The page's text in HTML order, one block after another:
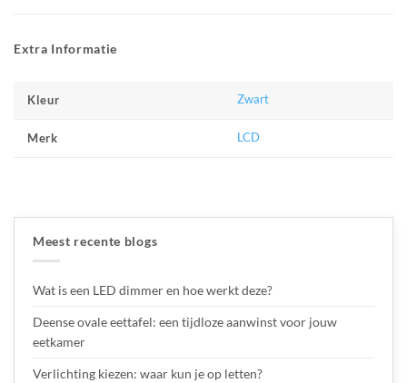
Extra Informatie
Kleur Zwart
Merk LCD
Meest recente blogs
Wat is een LED dimmer en hoe werkt deze?
Deense ovale eettafel: een tijdloze aanwinst voor jouw
eetkamer
Verlichting kiezen: waar kun je op letten?